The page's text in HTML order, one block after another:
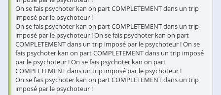
On se fais psychoter kan on part COMPLETEMENT dans un trip
imposé par le psychoteur !
On se fais psychoter kan on part COMPLETEMENT dans un trip
imposé par le psychoteur ! On se fais psychoter kan on part
COMPLETEMENT dans un trip imposé par le psychoteur ! On se
fais psychoter kan on part COMPLETEMENT dans un trip imposé
par le psychoteur ! On se fais psychoter kan on part
COMPLETEMENT dans un trip imposé par le psychoteur !
On se fais psychoter kan on part COMPLETEMENT dans un trip
imposé par le psychoteur !